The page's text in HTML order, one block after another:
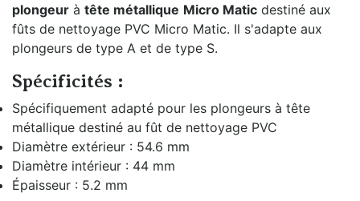
plongeur à tête métallique Micro Matic destiné aux
fûts de nettoyage PVC Micro Matic. Il s'adapte aux
plongeurs de type A et de type S.
Spécificités :
Spécifiquement adapté pour les plongeurs à tête
métallique destiné au fût de nettoyage PVC
Diamètre extérieur : 54.6 mm
Diamètre intérieur : 44 mm
Épaisseur : 5.2 mm